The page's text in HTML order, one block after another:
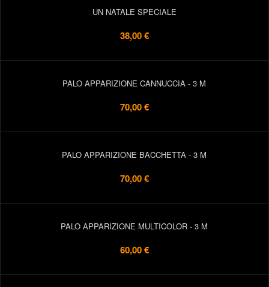
UN NATALE SPECIALE
38,00 €
PALO APPARIZIONE CANNUCCIA - 3 M
70,00 €
PALO APPARIZIONE BACCHETTA - 3 M
70,00 €
PALO APPARIZIONE MULTICOLOR - 3 M
60,00 €